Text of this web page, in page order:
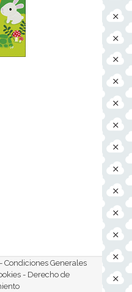
Condiciones Generales
- Derecho de